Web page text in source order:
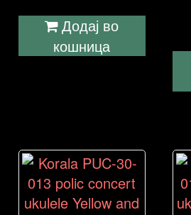
Додај во
кошница